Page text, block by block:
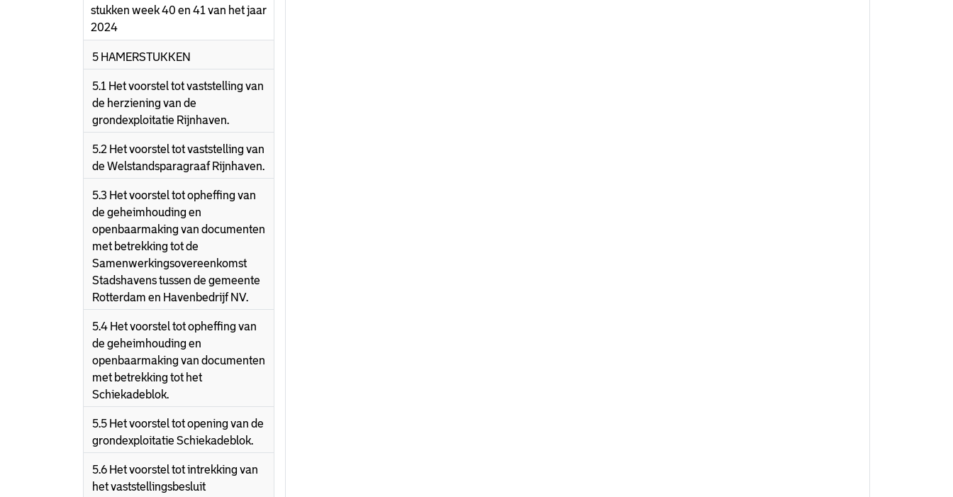
stukken week 40 en 41 van het jaar
2024
5 HAMERSTUKKEN
5.1 Het voorstel tot vaststelling van
de herziening van de
grondexploitatie Rijnhaven.
5.2 Het voorstel tot vaststelling van
de Welstandsparagraaf Rijnhaven.
5.3 Het voorstel tot opheffing van
de geheimhouding en
openbaarmaking van documenten
met betrekking tot de
Samenwerkingsovereenkomst
Stadshavens tussen de gemeente
Rotterdam en Havenbedrijf NV.
5.4 Het voorstel tot opheffing van
de geheimhouding en
openbaarmaking van documenten
met betrekking tot het
Schiekadeblok.
5.5 Het voorstel tot opening van de
grondexploitatie Schiekadeblok.
5.6 Het voorstel tot intrekking van
het vaststellingsbesluit